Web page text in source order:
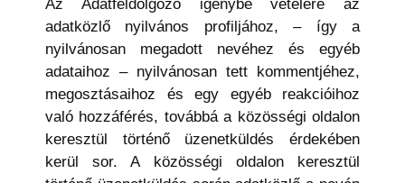
Az Adatfeldolgozó igénybe vételére az
adatközlő nyilvános profiljához, – így a
nyilvánosan megadott nevéhez és egyéb
adataihoz – nyilvánosan tett kommentjéhez,
megosztásaihoz és egy egyéb reakcióihoz
való hozzáférés, továbbá a közösségi oldalon
keresztül történő üzenetküldés érdekében
kerül sor. A közösségi oldalon keresztül